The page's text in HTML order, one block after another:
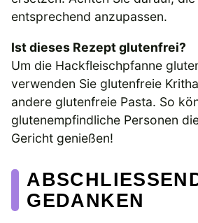
entsprechend anzupassen.
Ist dieses Rezept glutenfrei?
Um die Hackfleischpfanne
verwenden Sie glutenfreie
andere glutenfreie Pasta. So
glutenempfindliche Personen
Gericht genießen!
EDANKEN